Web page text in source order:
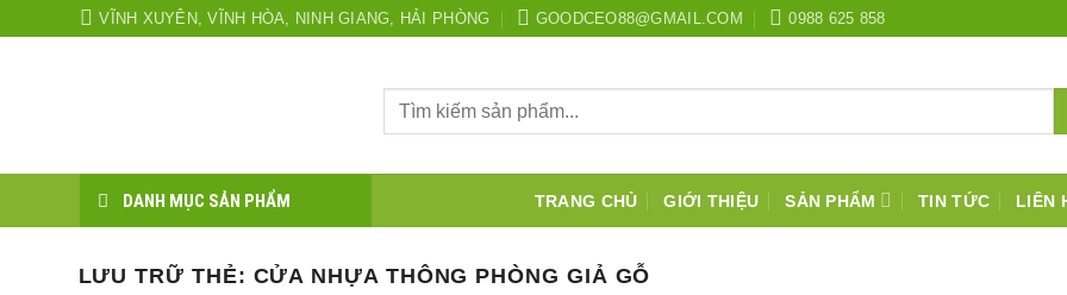
qua
VĨNH XUYÊN, VĨNH HÒA, NINH GIANG, HẢI PHÒNG GOODCEO88@GMAIL.COM 0988 625 858
Tìm
DANH MỤC SẢN PHẨM TRANG CHỦ GIỚI THIỆU SẢN PHẨM TIN TỨC LIÊN
LƯU TRỮ THẺ: CỬA NHỰA THÔNG PHÒNG GIẢ GỖ